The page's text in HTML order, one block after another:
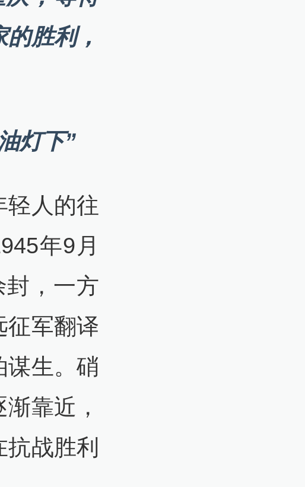
胜利，
灯下”
轻人的往
年9月
封，一方
征军翻译
谋生。硝
靠近，
战胜利